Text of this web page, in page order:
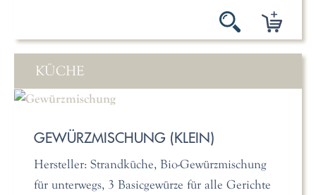
KÜCHE
GEWÜRZMISCHUNG (KLEIN)
Hersteller: Strandküche, Bio-Gewürzmischung
für unterwegs, 3 Basicgewürze für alle Gerichte